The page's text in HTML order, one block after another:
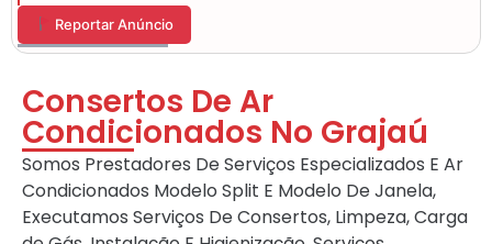
Reportar Anúncio
Consertos De Ar
Condicionados No Grajaú
Somos Prestadores De Serviços Especializados E Ar
Condicionados Modelo Split E Modelo De Janela,
Executamos Serviços De Consertos, Limpeza, Carga